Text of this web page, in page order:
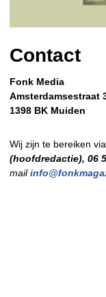
Contact
Fonk Media
Amsterdamsestraat
1398 BK Muiden
Wij zijn te bereiken via
(hoofdredactie), 06
mail